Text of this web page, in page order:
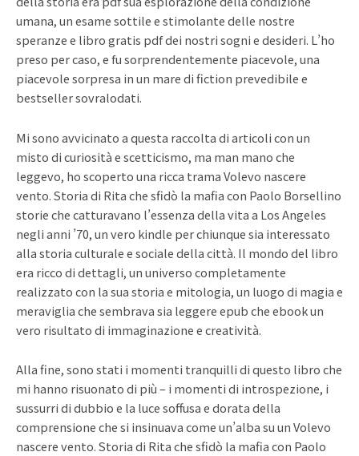
umana, un esame sottile e stimolante delle nostre
speranze e libro gratis pdf dei nostri sogni e desideri. L’ho
preso per caso, e fu sorprendentemente piacevole, una
piacevole sorpresa in un mare di fiction prevedibile e
bestseller sovralodati.
Mi sono avvicinato a questa raccolta di articoli con un
misto di curiosità e scetticismo, ma man mano che
leggevo, ho scoperto una ricca trama Volevo nascere
vento. Storia di Rita che sfidò la mafia con Paolo Borsellino
storie che catturavano l’essenza della vita a Los Angeles
negli anni ’70, un vero kindle per chiunque sia interessato
alla storia culturale e sociale della città. Il mondo del libro
era ricco di dettagli, un universo completamente
realizzato con la sua storia e mitologia, un luogo di magia e
meraviglia che sembrava sia leggere epub che ebook un
vero risultato di immaginazione e creatività.
Alla fine, sono stati i momenti tranquilli di questo libro che
mi hanno risuonato di più – i momenti di introspezione, i
sussurri di dubbio e la luce soffusa e dorata della
comprensione che si insinuava come un’alba su un Volevo
nascere vento. Storia di Rita che sfidò la mafia con Paolo